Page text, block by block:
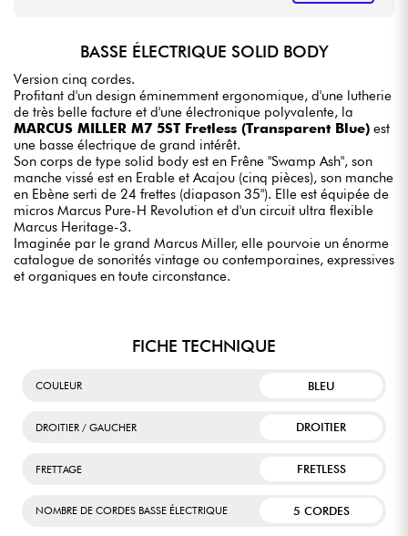
BASSE ÉLECTRIQUE SOLID BODY
Version cinq cordes.
Profitant d'un design éminemment ergonomique, d'une lutherie
de très belle facture et d'une électronique polyvalente, la
MARCUS MILLER M7 5ST Fretless (Transparent Blue) est
une basse électrique de grand intérêt.
Son corps de type solid body est en Frêne "Swamp Ash", son
manche vissé est en Erable et Acajou (cinq pièces), son manche
en Ebène serti de 24 frettes (diapason 35"). Elle est équipée de
micros Marcus Pure-H Revolution et d'un circuit ultra flexible
Marcus Heritage-3.
Imaginée par le grand Marcus Miller, elle pourvoie un énorme
catalogue de sonorités vintage ou contemporaines, expressives
et organiques en toute circonstance.
FICHE TECHNIQUE
COULEUR BLEU
DROITIER / GAUCHER DROITIER
FRETTAGE FRETLESS
NOMBRE DE CORDES BASSE ÉLECTRIQUE 5 CORDES